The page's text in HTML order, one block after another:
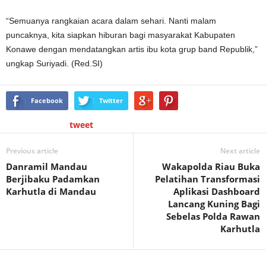
“Semuanya rangkaian acara dalam sehari. Nanti malam
puncaknya, kita siapkan hiburan bagi masyarakat Kabupaten
Konawe dengan mendatangkan artis ibu kota grup band Republik,”
ungkap Suriyadi. (Red.SI)
Facebook Twitter
tweet
Previous article
Danramil Mandau
Berjibaku Padamkan
Karhutla di Mandau
Next article
Wakapolda Riau Buka
Pelatihan Transformasi
Aplikasi Dashboard
Lancang Kuning Bagi
Sebelas Polda Rawan
Karhutla